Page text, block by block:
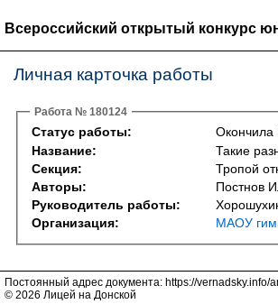
Всероссийский открытый конкурс
Личная карточка работы
Работа № 180124
Статус работы:
Окончила
Название:
Такие
Секция:
Тропой
Авторы:
Постнов
Руководитель работы:
Организация:
МАОУ
Постоянный адрес документа: https://vernadsky.info/
© 2026 Лицей на Донской